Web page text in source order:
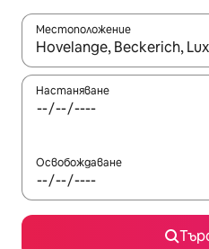
Местоположение
Когато резултатите се
Настаняване
Освобождаване